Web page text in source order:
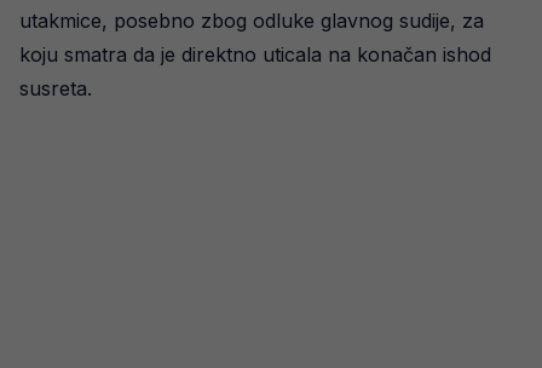
utakmice, posebno zbog odluke glavnog sudije, za
koju smatra da je direktno uticala na konačan ishod
susreta.